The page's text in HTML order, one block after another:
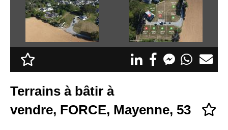
Appel d'offres
Nous rejoindre
Terrains à bâtir à
vendre, FORCE, Mayenne, 53